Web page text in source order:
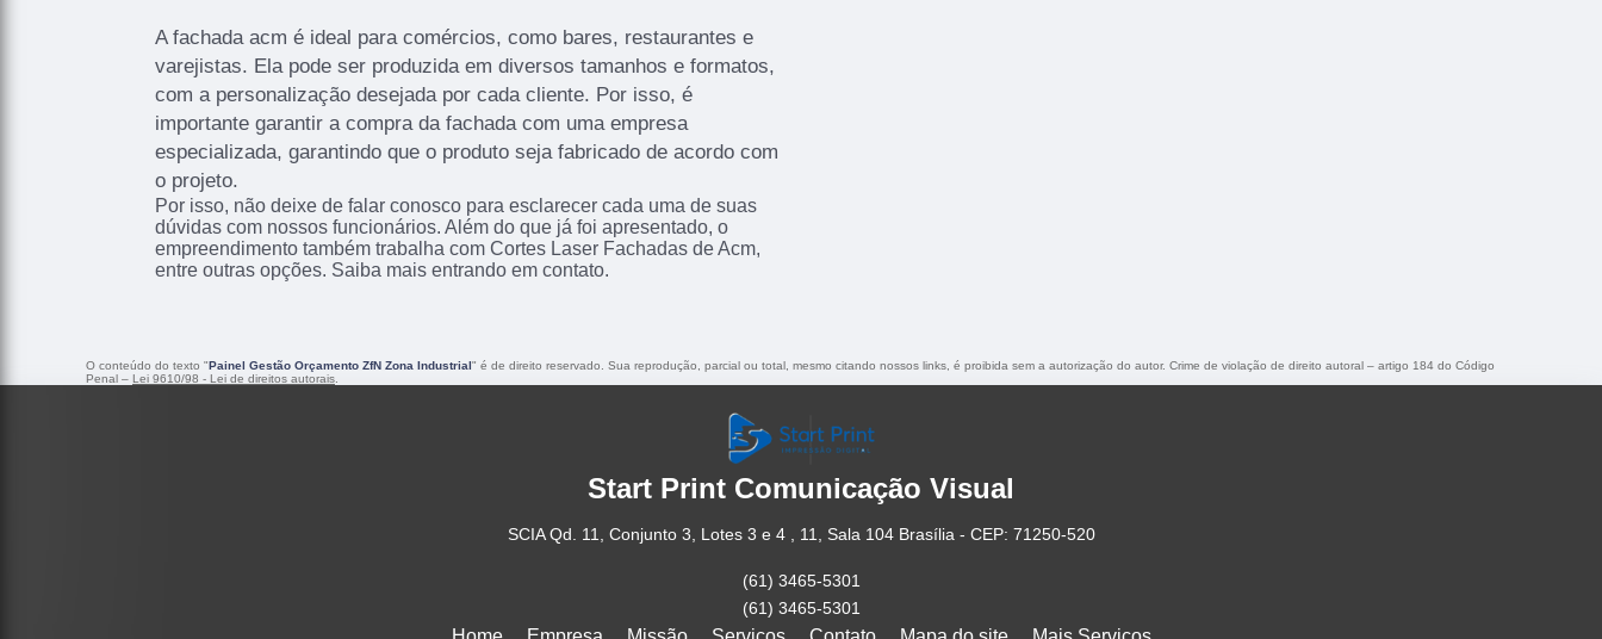
A fachada acm é ideal para comércios, como bares, restaurantes e
varejistas. Ela pode ser produzida em diversos tamanhos e formatos,
com a personalização desejada por cada cliente. Por isso, é
importante garantir a compra da fachada com uma empresa
especializada, garantindo que o produto seja fabricado de acordo com
o projeto.
Por isso, não deixe de falar conosco para esclarecer cada uma de suas
dúvidas com nossos funcionários. Além do que já foi apresentado, o
empreendimento também trabalha com Cortes Laser Fachadas de Acm,
entre outras opções. Saiba mais entrando em contato.
O conteúdo do texto "Painel Gestão Orçamento ZfN Zona Industrial" é de direito reservado. Sua reprodução, parcial ou total, mesmo citando nossos links, é proibida sem a autorização do autor. Crime de violação de direito autoral – artigo 184 do Código
Penal – Lei 9610/98 - Lei de direitos autorais
Start Print Comunicação Visual
SCIA Qd. 11, Conjunto 3, Lotes 3 e 4 , 11, Sala 104 Brasília - CEP: 71250-520
(61) 3465-5301
(61) 3465-5301